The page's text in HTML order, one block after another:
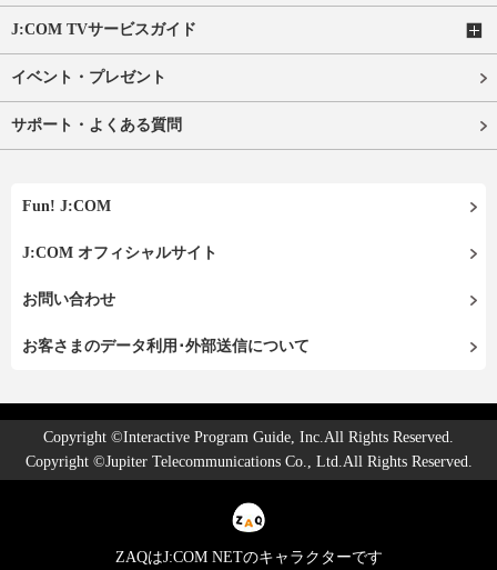
J:COM TVサービスガイド
イベント・プレゼント
サポート・よくある質問
Fun! J:COM
J:COM オフィシャルサイト
お問い合わせ
お客さまのデータ利用･外部送信について
Copyright ©Interactive Program Guide, Inc.All Rights Reserved.
Copyright ©Jupiter Telecommunications Co., Ltd.All Rights Reserved.
ZAQはJ:COM NETのキャラクターです